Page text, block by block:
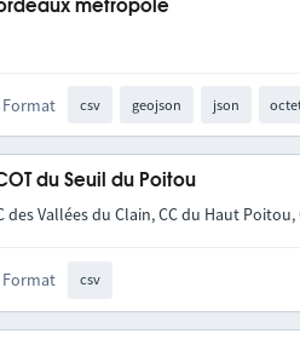
métropole
Format csv geojson json
du Seuil du Poitou
des Vallées du Clain, CC du Haut
Format csv